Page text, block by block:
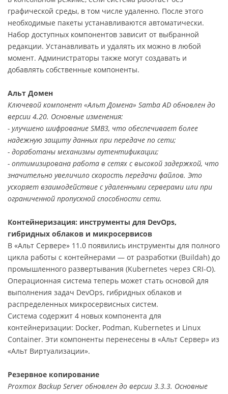
графической среды, в том числе удаленно. После этого
необходимые пакеты устанавливаются автоматически.
Набор доступных компонентов зависит от выбранной
редакции. Устанавливать и удалять их можно в любой
момент. Администраторы также могут создавать и
добавлять собственные компоненты.
Альт Домен
Ключевой компонент «Альт Домена» Samba AD обновлен до
версии 4.20. Основные изменения:
- улучшено шифрование SMB3, что обеспечивает более
надежную защиту данных при передаче по сети;
- доработаны механизмы аутентификации;
- оптимизирована работа в сетях с высокой задержкой, что
значительно увеличило скорость передачи файлов. Это
ускоряет взаимодействие с удаленными серверами или при
ограниченной пропускной способности сети.
Контейнеризация: инструменты для DevOps,
гибридных облаков и микросервисов
В «Альт Сервере» 11.0 появились инструменты для полного
цикла работы с контейнерами — от разработки (Buildah) до
промышленного развертывания (Kubernetes через CRI-O).
Операционная система теперь может стать основой для
выполнения задач DevOps, гибридных облаков и
распределенных микросервисных систем.
Система содержит 4 новых компонента для
контейнеризации: Docker, Podman, Kubernetes и Linux
Container. Эти компоненты перенесены в «Альт Сервер» из
«Альт Виртуализации».
Резервное копирование
Proxmox Backup Server обновлен до версии 3.3.3. Основные